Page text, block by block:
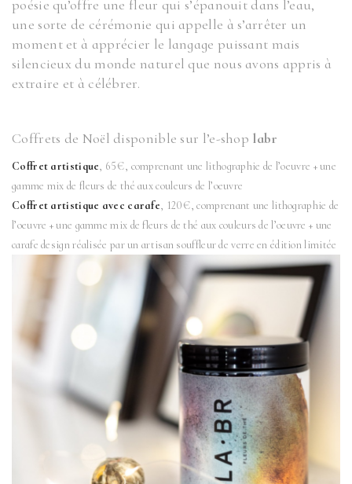
poésie qu’offre une fleur qui s’épanouit dans l’eau,
une sorte de cérémonie qui appelle à s’arrêter un
moment et à apprécier le langage puissant mais
silencieux du monde naturel que nous avons appris à
extraire et à célébrer.
Coffrets de Noël disponible sur l’e-shop labr
Coffret artistique, 65€, comprenant une lithographie de l’oeuvre + une
gamme mix de fleurs de thé aux couleurs de l’oeuvre
Coffret artistique avec carafe, 120€, comprenant une lithographie de
l’oeuvre + une gamme mix de fleurs de thé aux couleurs de l’oeuvre + une
carafe design réalisée par un artisan souffleur de verre en édition limitée